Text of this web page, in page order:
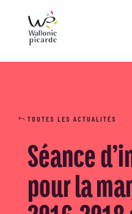
TOUTES LES ACTUALITÉS
Séance
pour la